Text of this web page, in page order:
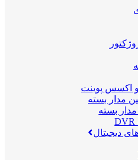
اکسس پوینت
مدار بسته
بسته
دیجیتال